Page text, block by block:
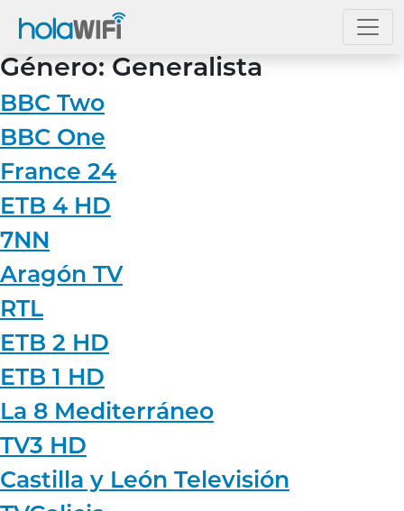
Género: Generalista
BBC Two
BBC One
France 24
ETB 4 HD
7NN
Aragón TV
RTL
ETB 2 HD
ETB 1 HD
La 8 Mediterráneo
TV3 HD
Castilla y León Televisión